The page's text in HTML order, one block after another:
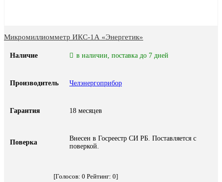
Микромиллиомметр ИКС-1А «Энергетик»
Наличие в наличии, поставка до 7 дней
Производитель Челэнергоприбор
Гарантия 18 месяцев
Поверка
Внесен в Госреестр СИ РБ. Поставляется с
поверкой.
[Голосов: 0 Рейтинг: 0]